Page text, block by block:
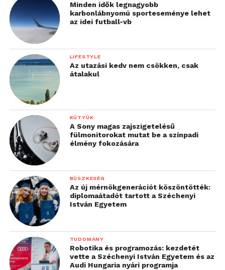
Minden idők legnagyobb
karbonlábnyomú sporteseménye lehet
az idei futball-vb
LIFESTYLE
Az utazási kedv nem csökken, csak
átalakul
KÜTYÜK
A Sony magas zajszigetelésű
fülmonitorokat mutat be a színpadi
élmény fokozására
BÜSZKESÉG
Az új mérnökgenerációt köszöntötték:
diplomaátadót tartott a Széchenyi
István Egyetem
TUDOMÁNY
Robotika és programozás: kezdetét
vette a Széchenyi István Egyetem és az
Audi Hungaria nyári programja